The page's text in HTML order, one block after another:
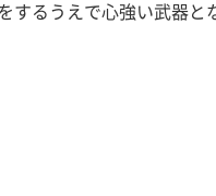
するうえで心強い武器と